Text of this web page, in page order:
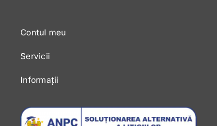
Contul meu
Servicii
Informații